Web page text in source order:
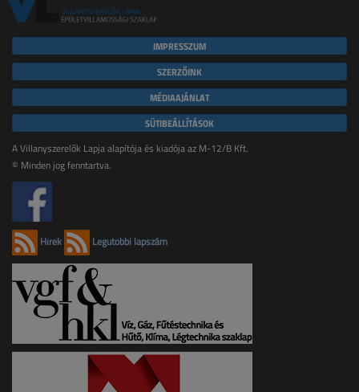
IMPRESSZUM
SZERZŐINK
MÉDIAAJÁNLAT
SÜTIBEÁLLÍTÁSOK
A Villanyszerelők Lapja alapítója és kiadója az M-12/B Kft.
© Minden jog fenntartva.
Hírek Legutóbbi lapszám